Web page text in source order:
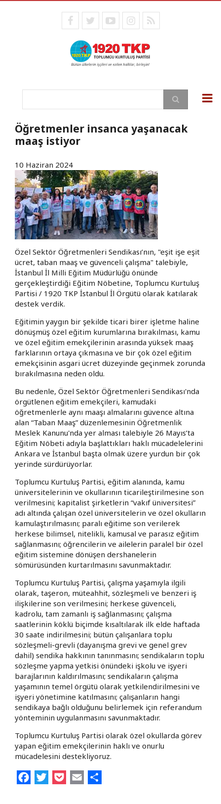
facebooktwitteryoutubeinstagram
RSS
Ara
Öğretmenler insanca yaşanacak
maaş istiyor
10 Haziran 2024
Özel Sektör Öğretmenleri Sendikası’nın, "eşit işe eşit
ücret, taban maaş ve güvenceli çalışma" talebiyle,
İstanbul İl Milli Eğitim Müdürlüğü önünde
gerçekleştirdiği Eğitim Nöbetine, Toplumcu Kurtuluş
Partisi / 1920 TKP İstanbul İl Örgütü olarak katılarak
destek verdik.
Eğitimin yaygın bir şekilde ticari birer işletme haline
dönüşmüş özel eğitim kurumlarına bırakılması, kamu
ve özel eğitim emekçilerinin arasında yüksek maaş
farklarının ortaya çıkmasına ve bir çok özel eğitim
emekçisinin asgari ücret düzeyinde geçinmek zorunda
bırakılmasına neden oldu.
Bu nedenle, Özel Sektör Öğretmenleri Sendikası'nda
örgütlenen eğitim emekçileri, kamudaki
öğretmenlerle aynı maaşı almalarını güvence altına
alan “Taban Maaş” düzenlemesinin Öğretmenlik
Meslek Kanunu'nda yer alması talebiyle 26 Mayıs’ta
Eğitim Nöbeti adıyla başlattıkları haklı mücadelelerini
Ankara ve İstanbul başta olmak üzere yurdun bir çok
yerinde sürdürüyorlar.
Toplumcu Kurtuluş Partisi, eğitim alanında, kamu
üniversitelerinin ve okullarının ticarileştirilmesine son
verilmesini; kapitalist şirketlerin “vakıf üniversitesi”
adı altında çalışan özel üniversitelerin ve özel okulların
kamulaştırılmasını; paralı eğitime son verilerek
herkese bilimsel, nitelikli, kamusal ve parasız eğitim
sağlanmasını; öğrencilerin ve ailelerin paralel bir özel
eğitim sistemine dönüşen dershanelerin
sömürüsünden kurtarılmasını savunmaktadır.
Toplumcu Kurtuluş Partisi, çalışma yaşamıyla ilgili
olarak, taşeron, müteahhit, sözleşmeli ve benzeri iş
ilişkilerine son verilmesini; herkese güvenceli,
kadrolu, tam zamanlı iş sağlanmasını; çalışma
saatlerinin köklü biçimde kısaltılarak ilk elde haftada
30 saate indirilmesini; bütün çalışanlara toplu
sözleşmeli-grevli (dayanışma grevi ve genel grev
dahil) sendika hakkının tanınmasını; sendikaların toplu
sözleşme yapma yetkisi önündeki işkolu ve işyeri
barajlarının kaldırılmasını; sendikaların çalışma
yaşamının temel örgütü olarak yetkilendirilmesini ve
işyeri yönetimine katılmasını; çalışanların hangi
sendikaya bağlı olduğunu belirlemek için referandum
yönteminin uygulanmasını savunmaktadır.
Toplumcu Kurtuluş Partisi olarak özel okullarda görev
yapan eğitim emekçilerinin haklı ve onurlu
mücadelesini destekliyoruz.
FacebookTwitterPocketEmail